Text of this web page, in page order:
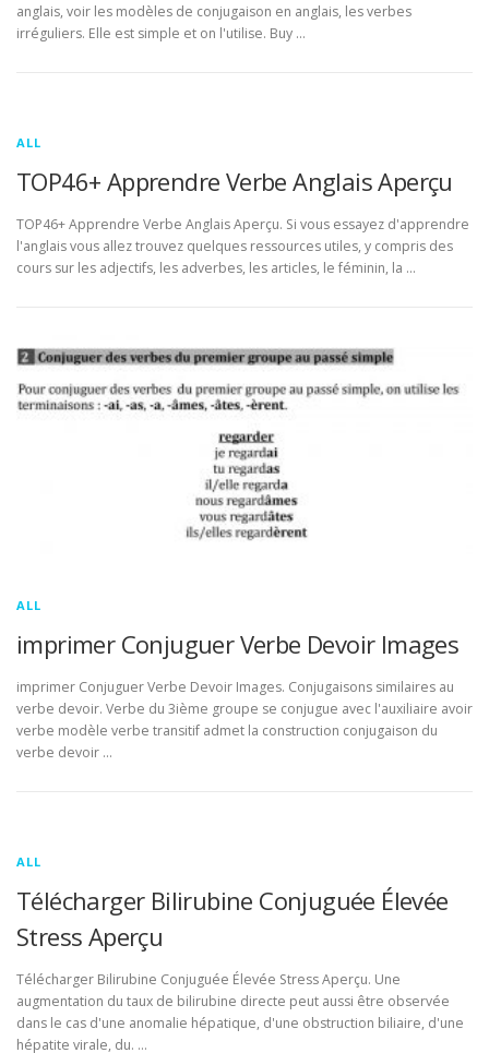
anglais, voir les modèles de conjugaison en anglais, les verbes
irréguliers. Elle est simple et on l'utilise. Buy …
ALL
TOP46+ Apprendre Verbe Anglais Aperçu
TOP46+ Apprendre Verbe Anglais Aperçu. Si vous essayez d'apprendre
l'anglais vous allez trouvez quelques ressources utiles, y compris des
cours sur les adjectifs, les adverbes, les articles, le féminin, la …
ALL
imprimer Conjuguer Verbe Devoir Images
imprimer Conjuguer Verbe Devoir Images. Conjugaisons similaires au
verbe devoir. Verbe du 3ième groupe se conjugue avec l'auxiliaire avoir
verbe modèle verbe transitif admet la construction conjugaison du
verbe devoir …
ALL
Télécharger Bilirubine Conjuguée Élevée
Stress Aperçu
Télécharger Bilirubine Conjuguée Élevée Stress Aperçu. Une
augmentation du taux de bilirubine directe peut aussi être observée
dans le cas d'une anomalie hépatique, d'une obstruction biliaire, d'une
hépatite virale, du. …